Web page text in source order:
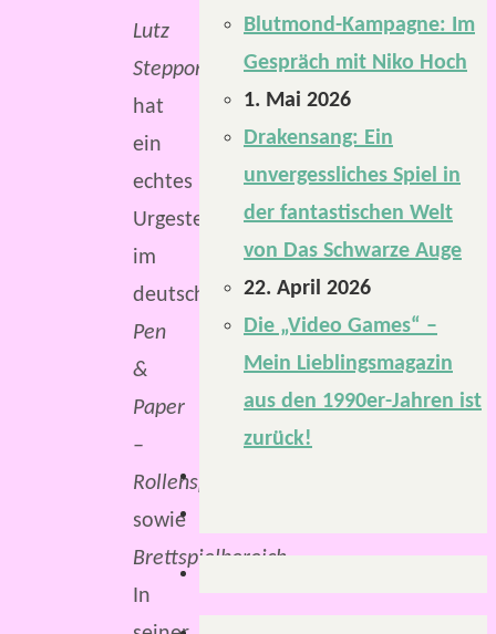
Lutz
Stepponat
hat
ein
echtes
Urgestein
im
deutschsprachigen
Pen
&
Paper
–
Rollenspielbereich
sowie
Brettspielbereich.
In
Blutmond-Kampagne: Im
Gespräch mit Niko Hoch
1. Mai 2026
Drakensang: Ein
unvergessliches Spiel in
der fantastischen Welt
von Das Schwarze Auge
22. April 2026
Die „Video Games“ –
Mein Lieblingsmagazin
aus den 1990er-Jahren ist
zurück!